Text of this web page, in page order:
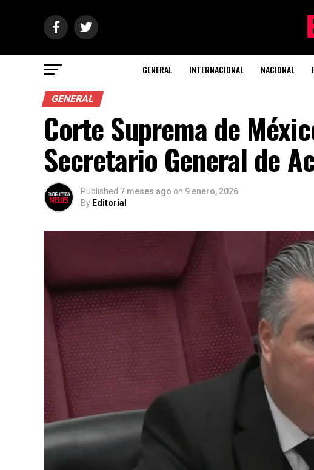
GENERAL INTERNACIONAL NACIONAL
GENERAL
Corte Suprema de
Secretario General de
Published 7 meses ago on 9 enero, 2026
By Editorial